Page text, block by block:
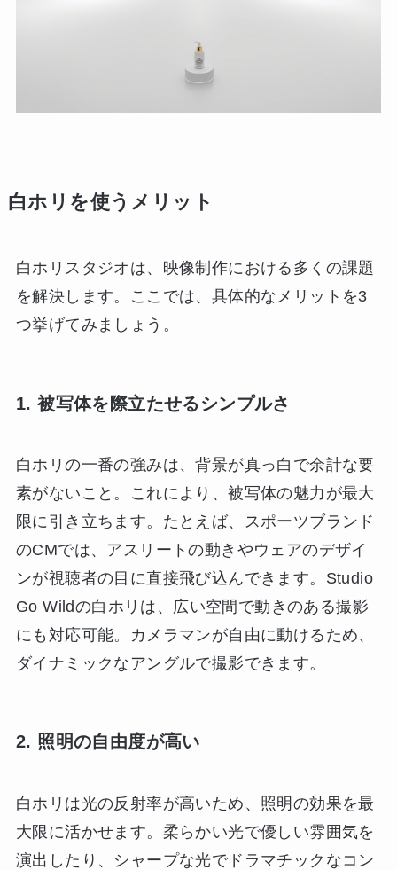
白ホリを使うメリット
白ホリスタジオは、映像制作における多くの課題
を解決します。ここでは、具体的なメリットを3
つ挙げてみましょう。
1. 被写体を際立たせるシンプルさ
白ホリの一番の強みは、背景が真っ白で余計な要
素がないこと。これにより、被写体の魅力が最大
限に引き立ちます。たとえば、スポーツブランド
のCMでは、アスリートの動きやウェアのデザイ
ンが視聴者の目に直接飛び込んできます。Studio
Go Wildの白ホリは、広い空間で動きのある撮影
にも対応可能。カメラマンが自由に動けるため、
ダイナミックなアングルで撮影できます。
2. 照明の自由度が高い
白ホリは光の反射率が高いため、照明の効果を最
大限に活かせます。柔らかい光で優しい雰囲気を
演出したり、シャープな光でドラマチックなコン